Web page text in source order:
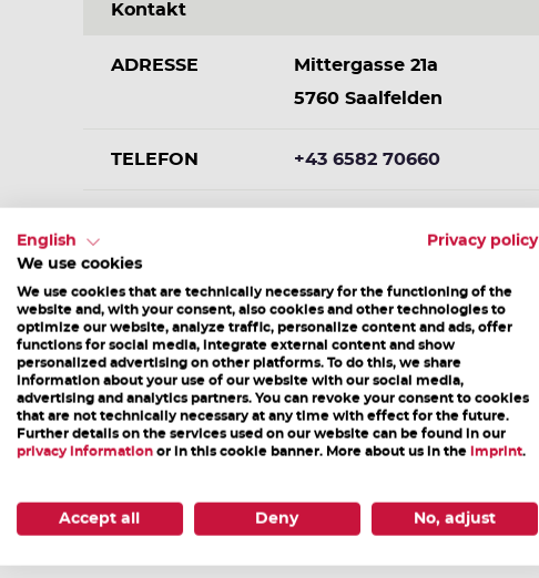
Kontakt
ADRESSE
Mittergasse 21a
5760 Saalfelden
TELEFON +43 6582 70660
English
Privacy policy
We use cookies
We use cookies that are technically necessary for the functioning of the
website and, with your consent, also cookies and other technologies to
optimize our website, analyze traffic, personalize content and ads, offer
functions for social media, integrate external content and show
personalized advertising on other platforms. To do this, we share
information about your use of our website with our social media,
advertising and analytics partners. You can revoke your consent to cookies
that are not technically necessary at any time with effect for the future.
Further details on the services used on our website can be found in our
privacy information or in this cookie banner. More about us in the imprint.
Accept all Deny No, adjust